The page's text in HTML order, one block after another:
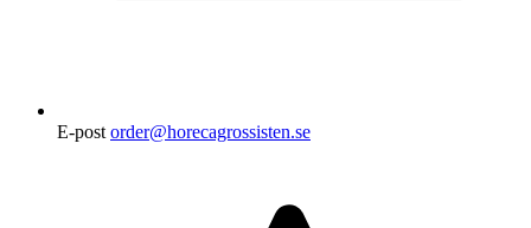
E-post order@horecagrossisten.se